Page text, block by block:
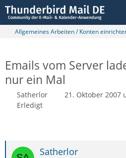
Allgemeines Arbeiten / Konten
Emails vom Server
nur ein Mal
Satherlor 21. Oktober 2007
Erledigt
Satherlor